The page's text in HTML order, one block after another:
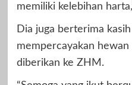
memiliki kelebihan
Dia juga berterima
mempercayakan
diberikan ke ZHM.